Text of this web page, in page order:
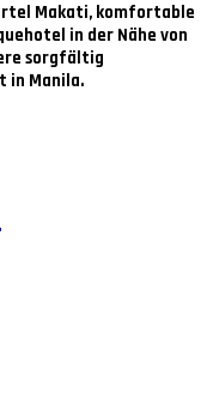
Makati, komfortable
in der Nähe von
sorgfältig
in Manila.